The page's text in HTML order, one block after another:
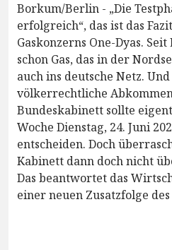
Borkum/Berlin - „Die
erfolgreich“, das ist das
Gaskonzerns One-Dyas.
schon Gas, das in der
auch ins deutsche Netz.
völkerrechtliche
Bundeskabinett sollte
Woche Dienstag, 24. Juni
entscheiden. Doch
Kabinett dann doch nicht
Das beantwortet das
einer neuen Zusatzfolge des